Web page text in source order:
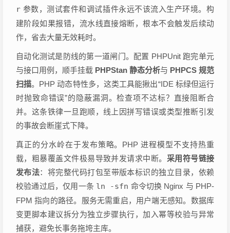
r 参数，测试套件和调试插件永远不该流入生产环境。构
建阶段如果报错，流水线直接熔断，根本不会触发后续动
作，省去大量无效耗时。
自动化测试是防线的第一道闸门。配置 PHPUnit 跑完单元
与接口用例，顺手挂载 PHPStan 静态分析与 PHPCS 规范
扫描。PHP 动态特性多，这类工具能揪出“IDE 标绿但运行
时抛致命错误”的隐蔽漏洞。检查项不达标？直接阻断合
并。这条铁律一旦跑顺，线上因拼写错误或类型推断引发
的事故会断崖式下降。
真正的分水岭在于发布策略。PHP 进程模型不支持热重
载，粗暴覆盖文件极易导致并发请求中断。 采用符号链接
发布法：将完整代码打包至带版本标识的独立目录，依赖
校验通过后，仅用一条 ln -sfn 命令切换 Nginx 与 PHP-
FPM 指向的路径。服务无需重启，用户端无感知。数据库
变更脚本建议拆分为独立步骤执行，加入幂等校验与异常
捕获，避免长事务拖垮主库。